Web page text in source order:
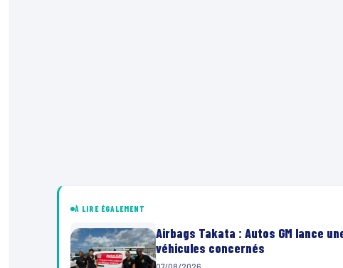
À LIRE ÉGALEMENT
Airbags Takata : Autos GM lance
véhicules concernés